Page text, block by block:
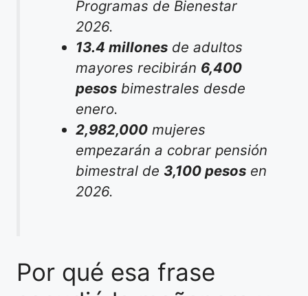
Programas de Bienestar
2026.
13.4 millones de adultos
mayores recibirán 6,400
pesos bimestrales desde
enero.
2,982,000 mujeres
empezarán a cobrar pensión
bimestral de 3,100 pesos en
2026.
Por qué esa frase